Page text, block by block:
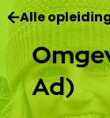
Alle
Ad)